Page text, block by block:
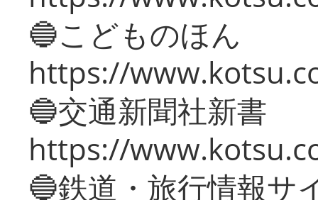
🔵こどものほん
https://
🔵交通新聞社新書
https://
🔵鉄道・旅行情報サ